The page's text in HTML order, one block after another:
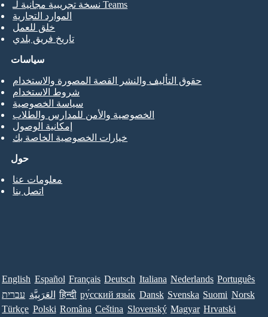
نسخة تجريبية مجانية لـ Teams
الموارد التجارية
خلق للعمل
تاريخ فريق بلدي
حول
معلومات عنا
اتصل بنا
سياسات
حقوق التأليف والنشر القصة المصورة والاستخدام
شروط الاستخدام
سياسة الخصوصية
الخصوصية والأمن للمدارس والطلاب
إمكانية الوصول
خيارات الخصوصية الخاصة بك
English Español Français Deutsch Italiana Nederlands Português
עברית العَرَبِيَّة हिन्दी ру́сский язы́к Dansk Svenska Suomi Norsk
Türkçe Polski Româna Ceština Slovenský Magyar Hrvatski